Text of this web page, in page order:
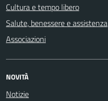
Cultura e tempo libero
Salute, benessere e assistenza
Associazioni
NOVITÀ
Notizie